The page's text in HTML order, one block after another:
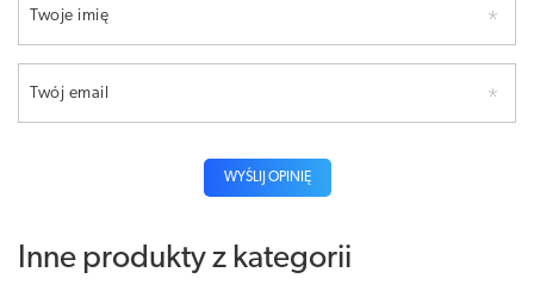
Twoje imię
Twój email
WYŚLIJ OPINIĘ
Inne produkty z kategorii